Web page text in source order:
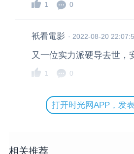
1 0
衹看電影 · 2022-08-20
又一位实力派硬导去世，
1 0
打开时光网APP，发
相关推荐